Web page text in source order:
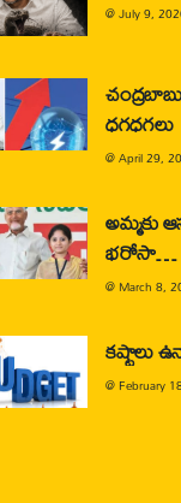
@July 9,
ధగధగలు
@April 29,
అమ్మకు
భరోసా…
@ March 8,
కష్టాలు
@February